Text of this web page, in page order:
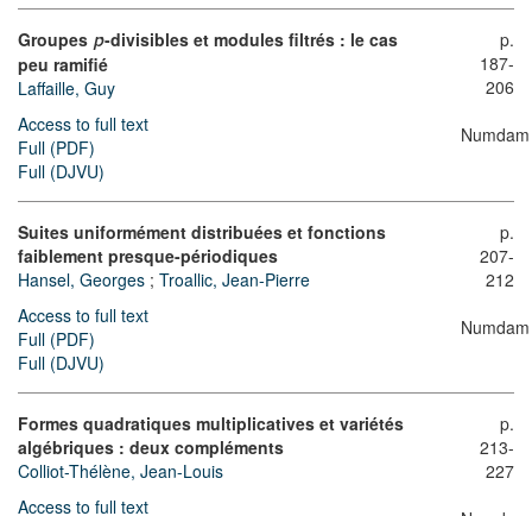
Groupes p-divisibles et modules filtrés : le cas
peu ramifié
Laffaille, Guy
Access to full text
Full (PDF)
Full (DJVU)
p.
187-
206
Numdam
Suites uniformément distribuées et fonctions
faiblement presque-périodiques
Hansel, Georges ; Troallic, Jean-Pierre
Access to full text
Full (PDF)
Full (DJVU)
p.
207-
212
Numdam
Formes quadratiques multiplicatives et variétés
algébriques : deux compléments
Colliot-Thélène, Jean-Louis
Access to full text
p.
213-
227